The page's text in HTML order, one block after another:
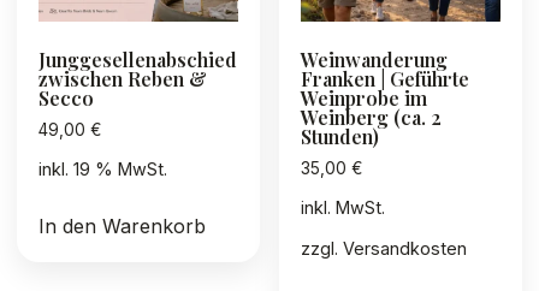
Junggesellenabschied
zwischen Reben &
Secco
49,00 €
inkl. 19 % MwSt.
In den Warenkorb
Weinwanderung
Franken | Geführte
Weinprobe im
Weinberg (ca. 2
Stunden)
35,00€
inkl. MwSt.
zzgl.Versandkosten